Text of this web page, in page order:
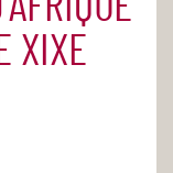
XIXE